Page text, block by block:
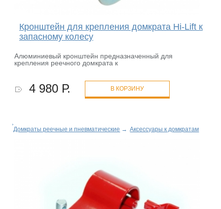
Кронштейн для крепления домкрата Hi-Lift к
запасному колесу
Алюминиевый кронштейн предназначенный для
крепления реечного домкрата к
4 980 Р. В КОРЗИНУ
Домкраты реечные и пневматические → Аксессуары к домкратам